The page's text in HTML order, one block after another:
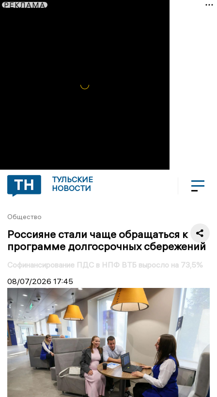
РЕКЛАМА
ТУЛЬСКИЕ
НОВОСТИ
Общество
Россияне стали чаще обращаться к
программе долгосрочных сбережений
Софинансирование ПДС в НПФ ВТБ выросло на 73,5%
08/07/2026 17:45